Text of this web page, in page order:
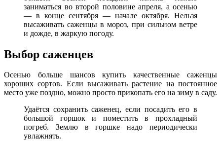
заниматься во второй половине апреля, а осенью
— в конце сентября — начале октября. Нельзя
высаживать саженцы в мороз, при сильном ветре
и дожде, в жаркую погоду.
Выбор саженцев
Осенью больше шансов купить качественные саженцы
хороших сортов. Если высаживать растение на постоянное
место уже поздно, можно просто прикопать его на зиму в саду.
Удаётся сохранить саженец, если посадить его в
большой горшок и поместить в прохладный
погреб. Землю в горшке надо периодически
увлажнять.